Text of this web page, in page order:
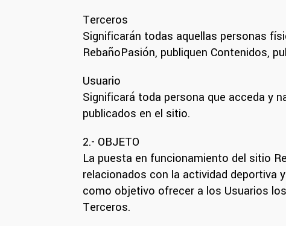
Terceros
Significarán todas aquellas personas
RebañoPasión, publiquen Contenidos,
Usuario
Significará toda persona que acceda y
publicados en el sitio.
2.- OBJETO
La puesta en funcionamiento del sitio
relacionados con la actividad deportiva
como objetivo ofrecer a los Usuarios
Terceros.